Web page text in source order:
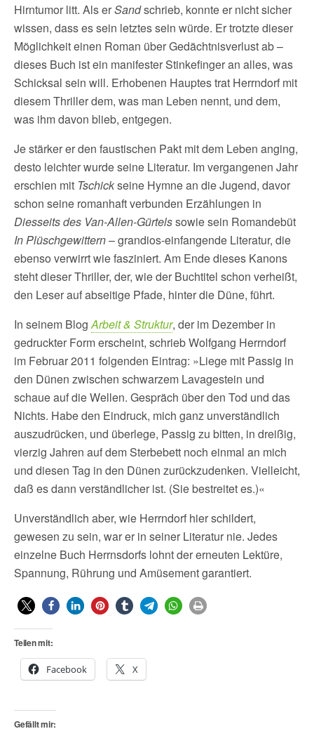
Hirntumor litt. Als erSandschrieb, konnte er nicht sicher
wissen, dass es sein letztes sein würde. Er trotzte dieser
Möglichkeit einen Roman über Gedächtnisverlust ab –
dieses Buch ist ein manifester Stinkefinger an alles, was
Schicksal sein will. Erhobenen Hauptes trat Herrndorf mit
diesem Thriller dem, was man Leben nennt, und dem,
was ihm davon blieb, entgegen.
Je stärker er den faustischen Pakt mit dem Leben anging,
desto leichter wurde seine Literatur. Im vergangenen Jahr
erschien mit Tschickseine Hymne an die Jugend, davor
schon seine romanhaft verbunden Erzählungen in
Diesseits des Van-Allen-Gürtelssowie sein Romandebüt
In Plüschgewittern– grandios-einfangende Literatur, die
ebenso verwirrt wie fasziniert. Am Ende dieses Kanons
steht dieser Thriller, der, wie der Buchtitel schon verheißt,
den Leser auf abseitige Pfade, hinter die Düne, führt.
In seinem BlogArbeit & Struktur, der im Dezember in
gedruckter Form erscheint, schrieb Wolfgang Herrndorf
im Februar 2011 folgenden Eintrag: »Liege mit Passig in
den Dünen zwischen schwarzem Lavagestein und
schaue auf die Wellen. Gespräch über den Tod und das
Nichts. Habe den Eindruck, mich ganz unverständlich
auszudrücken, und überlege, Passig zu bitten, in dreißig,
vierzig Jahren auf dem Sterbebett noch einmal an mich
und diesen Tag in den Dünen zurückzudenken. Vielleicht,
daß es dann verständlicher ist. (Sie bestreitet es.)«
Unverständlich aber, wie Herrndorf hier schildert,
gewesen zu sein, war er in seiner Literatur nie. Jedes
einzelne Buch Herrnsdorfs lohnt der erneuten Lektüre,
Spannung, Rührung und Amüsement garantiert.
Teilen mit:
Facebook X
Gefällt mir: